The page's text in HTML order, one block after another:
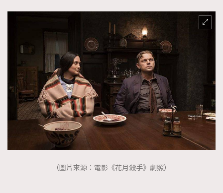
（圖片來源：電影《花月殺手》劇照）